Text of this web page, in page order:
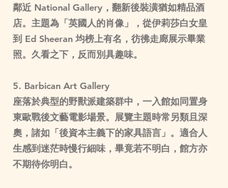
鄰近 National Gallery，翻新後裝潢猶如精品酒
店。主題為「英國人的肖像」，從伊莉莎白女皇
到 Ed Sheeran 均榜上有名，彷彿走廊展示畢業
照。久看之下，反而別具趣味。
5. Barbican Art Gallery
座落於典型的野獸派建築群中，一入館如同置身
東歐戰後文藝電影場景。展覽主題時常另類且深
奧，諸如「後資本主義下的家具語言」。適合人
生感到迷茫時慢行細味，畢竟若不明白，館方亦
不期待你明白。